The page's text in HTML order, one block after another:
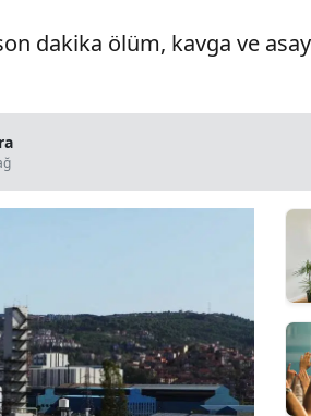
dakika ölüm, kavga ve